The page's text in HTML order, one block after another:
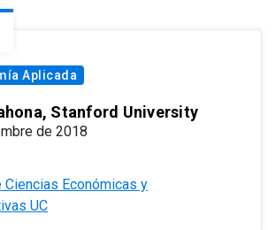
Aplicada
Stanford University
de 2018
Ciencias Económicas y
UC